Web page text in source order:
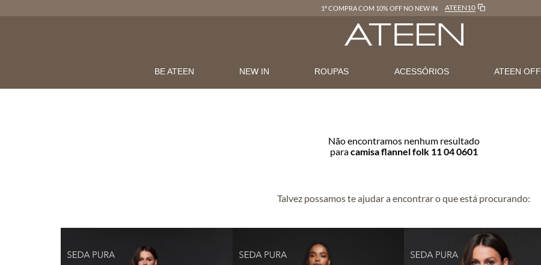
1ª COMPRA COM 10% OFF NO NEW IN ATEEN10
BE ATEEN NEW IN ROUPAS ACESSÓRIOS ATEEN OFF
Não encontramos nenhum resultado
paracamisa flannel folk 11 04 0601
Talvez possamos te ajudar a encontrar o que está procurando: